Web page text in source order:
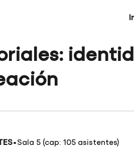
·Sala 5 (cap: 105 asistentes)